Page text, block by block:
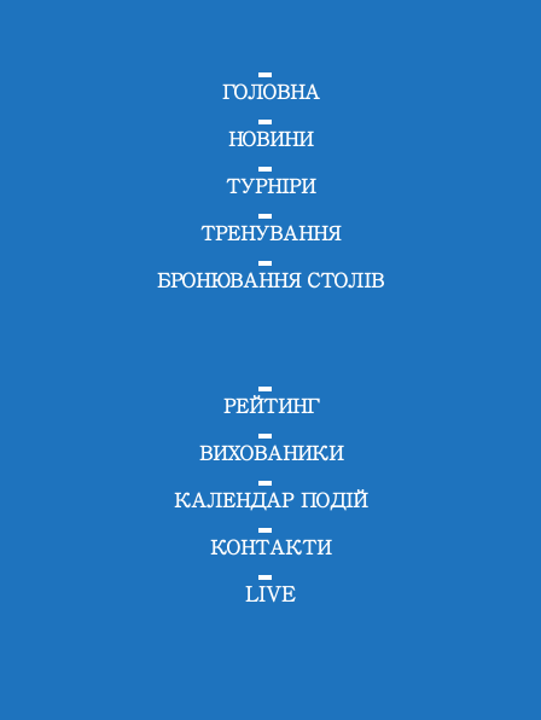
ГОЛОВНА
НОВИНИ
ТУРНІРИ
ТРЕНУВАННЯ
БРОНЮВАННЯ СТОЛІВ
РЕЙТИНГ
ВИХОВАНИКИ
КАЛЕНДАР ПОДІЙ
КОНТАКТИ
LIVE